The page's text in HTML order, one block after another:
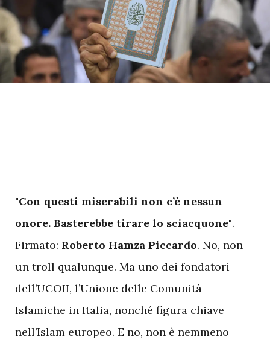
"Con questi miserabili non c’è nessun
onore. Basterebbe tirare lo sciacquone".
Firmato: Roberto Hamza Piccardo. No, non
un troll qualunque. Ma uno dei fondatori
dell’UCOII, l’Unione delle Comunità
Islamiche in Italia, nonché figura chiave
nell’Islam europeo. E no, non è nemmeno